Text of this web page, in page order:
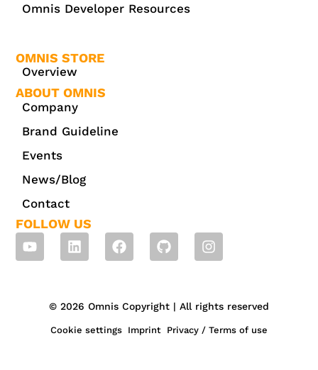
Omnis Developer Resources
OMNIS STORE
Overview
ABOUT OMNIS
Company
Brand Guideline
Events
News/Blog
Contact
FOLLOW US
© 2026 Omnis Copyright | All rights reserved
Cookie settings Imprint Privacy / Terms of use